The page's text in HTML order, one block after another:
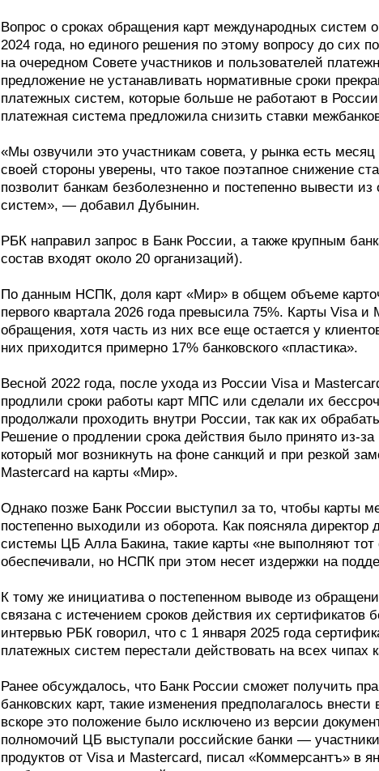
Вопрос о сроках обращения карт международных систем
2024 года, но единого решения по этому вопросу до сих
на очередном Совете участников и пользователей
предложение не устанавливать нормативные сроки
платежных систем, которые больше не работают в
платежная система предложила снизить ставки
«Мы озвучили это участникам совета, у рынка есть
своей стороны уверены, что такое поэтапное снижение
позволит банкам безболезненно и постепенно вывести
систем», — добавил Дубынин.
РБК направил запрос в Банк России, а также крупным
состав входят около 20 организаций).
По данным НСПК, доля карт «Мир» в общем объеме
первого квартала 2026 года превысила 75%. Карты Visa и
обращения, хотя часть из них все еще остается у
них приходится примерно 17% банковского «пластика».
Весной 2022 года, после ухода из России Visa и
продлили сроки работы карт МПС или сделали их
продолжали проходить внутри России, так как их
Решение о продлении срока действия было принято из-
который мог возникнуть на фоне санкций и при резкой
Mastercard на карты «Мир».
Однако позже Банк России выступил за то, чтобы карты
постепенно выходили из оборота. Как поясняла
системы ЦБ Алла Бакина, такие карты «не выполняют тот
обеспечивали, но НСПК при этом несет издержки на
К тому же инициатива о постепенном выводе из
связана с истечением сроков действия их
интервью РБК говорил, что с 1 января 2025 года
платежных систем перестали действовать на всех чипах
Ранее обсуждалось, что Банк России сможет получить
банковских карт, такие изменения предполагалось
вскоре это положение было исключено из версии
полномочий ЦБ выступали российские банки —
продуктов от Visa и Mastercard, писал «Коммерсантъ» в